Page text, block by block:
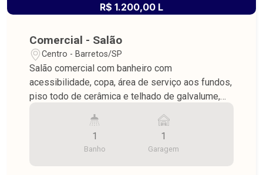
R$ 1.200,00 L
Comercial - Salão
Centro - Barretos/SP
Salão comercial com banheiro com
acessibilidade, copa, área de serviço aos fundos,
piso todo de cerâmica e telhado de galvalume,
1
Banho
1
Garagem